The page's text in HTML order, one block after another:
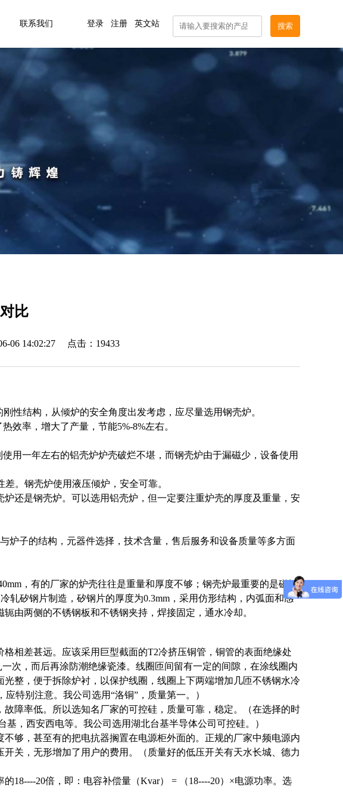
中频熔炼炉由中频电源柜，补
，钢壳炉体、磁...
频熔炼炉
频熔炼炉由中频电源柜，补偿
钢壳炉体、磁轭及...
4吨钢壳中频熔炼炉由中频电源柜，补偿
电容器组，钢壳炉体、磁轭及...
视频案例
联系我们 登录 注册 英文站
比
06 14:02:27 点击：19433
性结构，从倾炉的安全角度出发考虑，应尽量选用钢壳炉。
效率，增大了产量，节能5%-8%左右。
用一年左右的铝壳炉炉壳破烂不堪，而钢壳炉由于漏磁少，设备使用
。钢壳炉使用液压倾炉，安全可靠。
还是钢壳炉。可以选用铝壳炉，但一定要注重炉壳的厚度及重量，安
炉子的结构，元器件选择，技术含量，售后服务和设备质量等多方面
，有的厂家的炉壳往往是重量和厚度不够；钢壳炉最重要的是磁轭
轧矽钢片制造，矽钢片的厚度为0.3mm，采用仿形结构，内弧面和感
由两侧的不锈钢板和不锈钢夹持，焊接固定，通水冷却。
相差甚远。应该采用巨型截面的T2冷挤压铜管，铜管的表面绝缘处
次，而后再涂防潮绝缘瓷漆。线圈匝间留有一定的间隙，在涂线圈内
整，便于拆除炉衬，以保护线圈，线圈上下两端增加几匝不锈钢水冷
特别注意。我公司选用“洛铜”，质量第一。
）
障率低。所以选知名厂家的可控硅，质量可靠，稳定。（在选择的时
，西安西电等。我公司选用湖北台基半导体公司可控硅。
）
够，甚至有的把电抗器搁置在电源柜外面的。正规的厂家中频电源内
关，无形增加了用户的费用。（质量好的低压开关有天水长城、德力
18----20倍，即：电容补偿量（Kvar） = （18----20）×电源功率。选